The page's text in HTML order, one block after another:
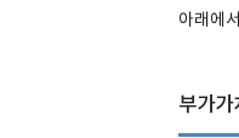
아래에
부가